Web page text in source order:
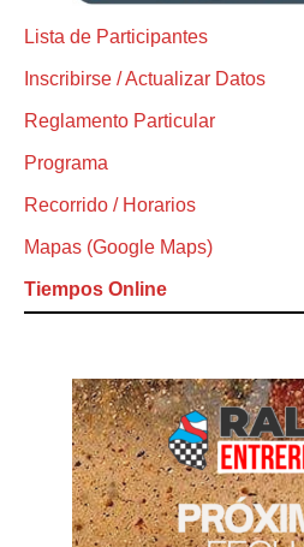
Lista de Participantes
Inscribirse / Actualizar Datos
Reglamento Particular
Programa
Recorrido / Horarios
Mapas (Google Maps)
Tiempos Online